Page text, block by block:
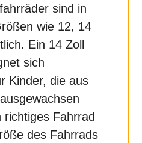
sind in
wie 12, 14
Ein 14 Zoll
sich
Kinder, die aus
Fahrrad
des Fahrrads